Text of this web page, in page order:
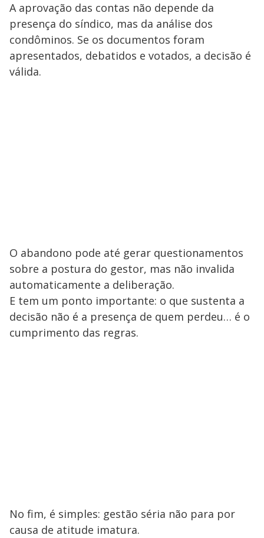
A aprovação das contas não depende da
presença do síndico, mas da análise dos
condôminos. Se os documentos foram
apresentados, debatidos e votados, a decisão é
válida.
O abandono pode até gerar questionamentos
sobre a postura do gestor, mas não invalida
automaticamente a deliberação.
E tem um ponto importante: o que sustenta a
decisão não é a presença de quem perdeu… é o
cumprimento das regras.
No fim, é simples: gestão séria não para por
causa de atitude imatura.